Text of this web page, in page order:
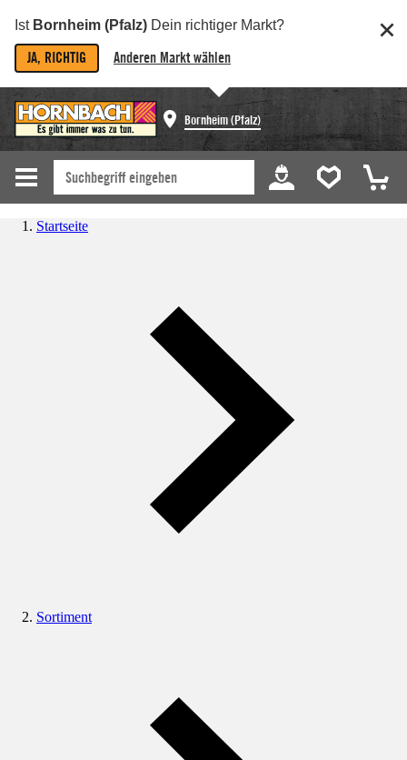
Ist Bornheim (Pfalz) Dein richtiger Markt?
JA, RICHTIG Anderen Markt wählen
Bornheim (Pfalz)
Startseite
Sortiment